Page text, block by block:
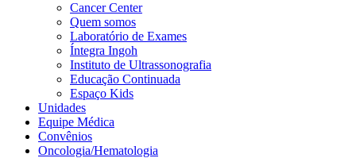
Cancer Center
Quem somos
Laboratório de Exames
Íntegra Ingoh
Instituto de Ultrassonografia
Educação Continuada
Espaço Kids
Unidades
Equipe Médica
Convênios
Oncologia/Hematologia